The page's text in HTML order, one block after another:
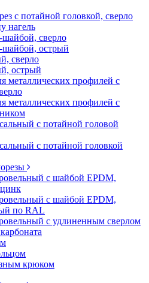
с потайной головкой, сверло
нагель
шайбой, сверло
шайбой, острый
сверло
острый
металлических профилей с
металлических профилей с
с потайной головой
с потайной головкой
с шайбой EPDM,
с шайбой EPDM,
по RAL
с удлиненным сверлом
крюком